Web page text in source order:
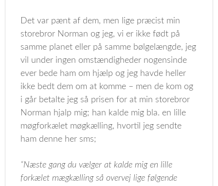
Det var pænt af dem, men lige præcist min
storebror Norman og jeg, vi er ikke født på
samme planet eller på samme bølgelængde, jeg
vil under ingen omstændigheder nogensinde
ever bede ham om hjælp og jeg havde heller
ikke bedt dem om at komme – men de kom og
i går betalte jeg så prisen for at min storebror
Norman hjalp mig; han kalde mig bla. en lille
møgforkælet møgkælling, hvortil jeg sendte
ham denne her sms;
“Næste gang du vælger at kalde mig en lille
forkælet mægkælling så overvej lige følgende